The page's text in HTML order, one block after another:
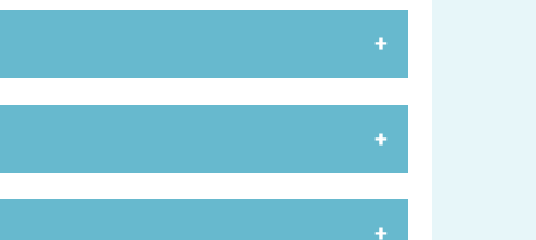
τις ώρες λειτουργίας του, 08:00-21:00 τις
το είδος ή ακόμη και να αφαιρέσετε
ίδιο τρόπο την παραγγελία σας. Εφόσον έχετε
Πελατών στο (+30) 2331073777 τις
προϊόν, παρακαλούμε επικοινωνήστε με το
το Σάββατο.